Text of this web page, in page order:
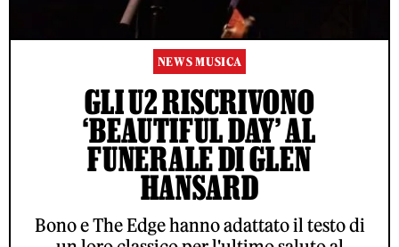
NEWS MUSICA
GLI U2 RISCRIVONO
‘BEAUTIFUL DAY’ AL
FUNERALE DI GLEN
HANSARD
Bono e The Edge hanno adattato il testo di